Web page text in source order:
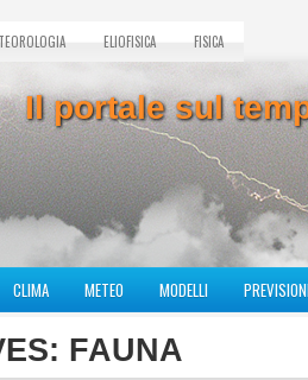
ELIOFISICA FISICA
Il portale sul
CLIMA METEO MODELLI
FAUNA